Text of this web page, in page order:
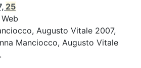
25
Augusto Vitale 2007,
Manciocco, Augusto Vitale